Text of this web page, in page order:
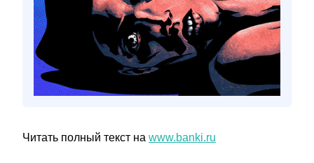
Читать полный текст на www.banki.ru